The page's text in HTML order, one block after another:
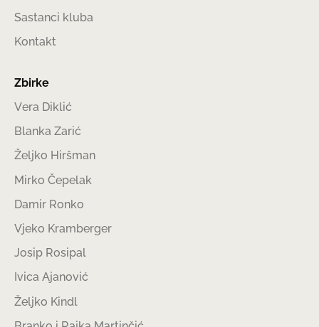
Sastanci kluba
Kontakt
Zbirke
Vera Diklić
Blanka Zarić
Željko Hiršman
Mirko Čepelak
Damir Ronko
Vjeko Kramberger
Josip Rosipal
Ivica Ajanović
Željko Kindl